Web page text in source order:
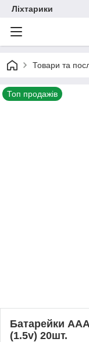
Ліхтарики
Товари та
Топ продажів
Батарейки
(1.5v) 20шт.